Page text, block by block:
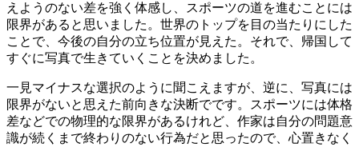
えようのない差を強く体感し、スポーツの道を進むことには
限界があると思いました。世界のトップを目の当たりにした
ことで、今後の自分の立ち位置が見えた。それで、帰国して
すぐに写真で生きていくことを決めました。
一見マイナスな選択のように聞こえますが、逆に、写真には
限界がないと思えた前向きな決断でです。スポーツには体格
差などでの物理的な限界があるけれど、作家は自分の問題意
識が続くまで終わりのない行為だと思ったので、心置きなく